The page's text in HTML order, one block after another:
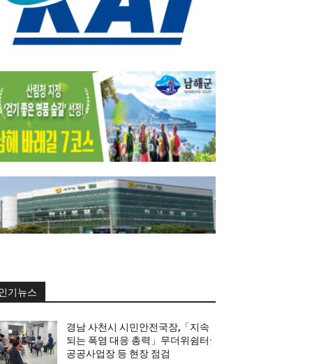
기뉴스
경남 사천시 시민안전국장,「지속
되는 폭염 대응 총력」무더위쉼터·
공공사업장 등 현장 점검